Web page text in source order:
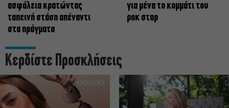
ασφάλεια κρατώντας
ταπεινή στάση απέναντι
στα πράγματα
για μένα το κομμάτι του
ροκ σταρ
Κερδίστε Προσκλήσεις